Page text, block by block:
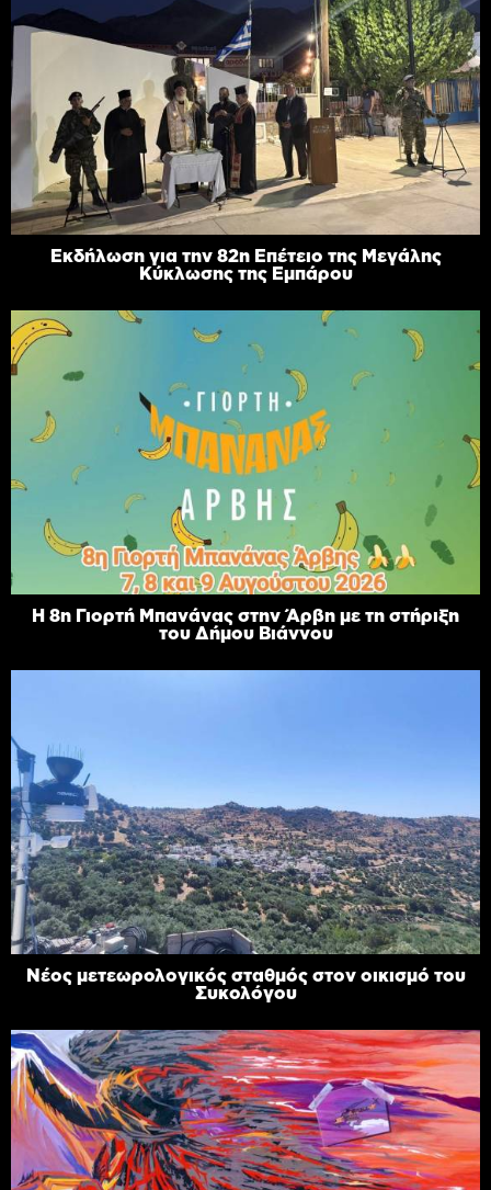
Εκδήλωση για την 82η Επέτειο της Μεγάλης
Κύκλωσης της Εμπάρου
Η 8η Γιορτή Μπανάνας στην Άρβη με τη στήριξη
του Δήμου Βιάννου
Νέος μετεωρολογικός σταθμός στον οικισμό του
Συκολόγου